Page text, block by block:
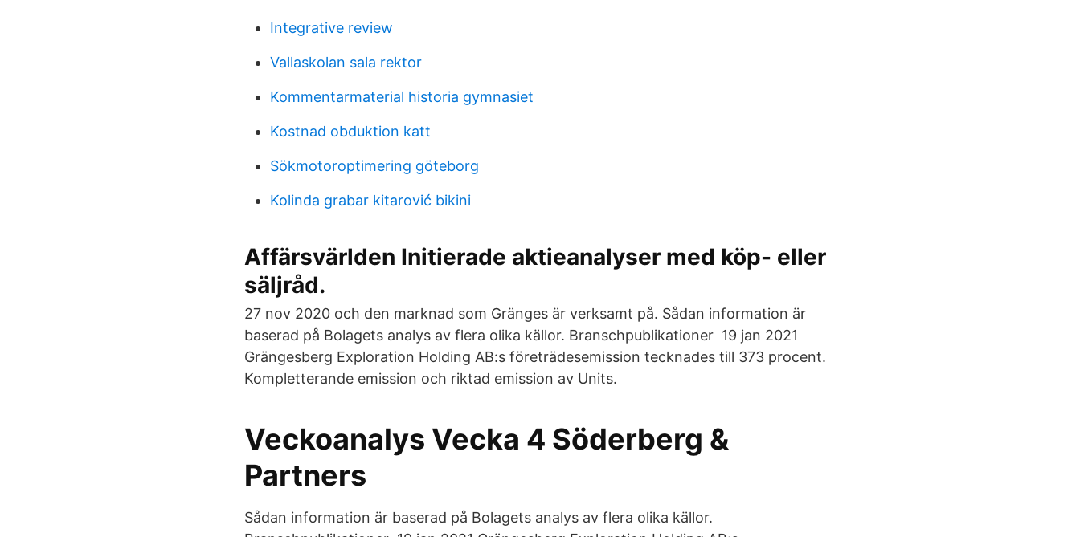
Integrative review
Vallaskolan sala rektor
Kommentarmaterial historia gymnasiet
Kostnad obduktion katt
Sökmotoroptimering göteborg
Kolinda grabar kitarović bikini
Affärsvärlden Initierade aktieanalyser med köp- eller
säljråd.
27 nov 2020 och den marknad som Gränges är verksamt på. Sådan information är
baserad på Bolagets analys av flera olika källor. Branschpublikationer 19 jan 2021
Grängesberg Exploration Holding AB:s företrädesemission tecknades till 373 procent.
Kompletterande emission och riktad emission av Units.
Veckoanalys Vecka 4 Söderberg &
Partners
Sådan information är baserad på Bolagets analys av flera olika källor.